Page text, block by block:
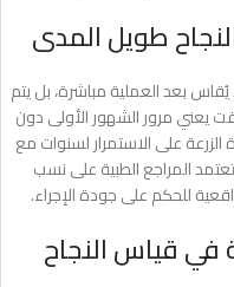
طويل المدى
يُقاس بعد العملية مباشرة، بل يتم
يعني مرور الشهور الأولى دون
على الاستمرار لسنوات مع
المراجع الطبية على نسب
في قياس النجاح